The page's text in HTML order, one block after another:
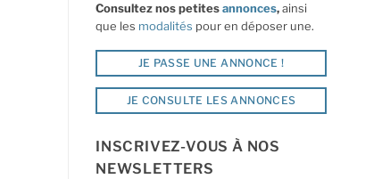
Consultez nos petitesannonces,ainsi
que les modalités pour en déposer une.
JE PASSE UNE ANNONCE !
JE CONSULTE LES ANNONCES
INSCRIVEZ-VOUS À NOS
NEWSLETTERS